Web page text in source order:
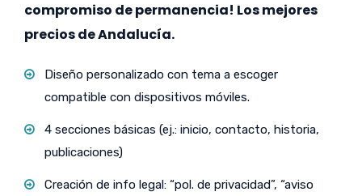
compromiso de permanencia! Los mejores
precios de Andalucía.
Diseño personalizado con tema a escoger
compatible con dispositivos móviles.
4 secciones básicas (ej.: inicio, contacto, historia,
publicaciones)
Creación de info legal: “pol. de privacidad”, “aviso